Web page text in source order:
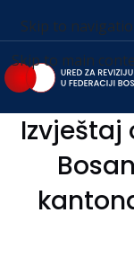
Skip to
Skip to main
Izvještaj